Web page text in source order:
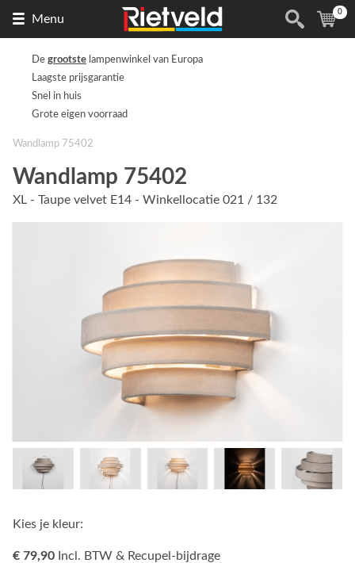
Menu
de
(
0
De grootste lampenwinkel van Europa
Laagste prijsgarantie
Snel in huis
Grote eigen voorraad
Wandlamp 75402
Wandlamp 75402
XL - Taupe velvet E14 - Winkellocatie 021 / 132
Kies je kleur:
€ 79,90 Incl. BTW & Recupel-bijdrage